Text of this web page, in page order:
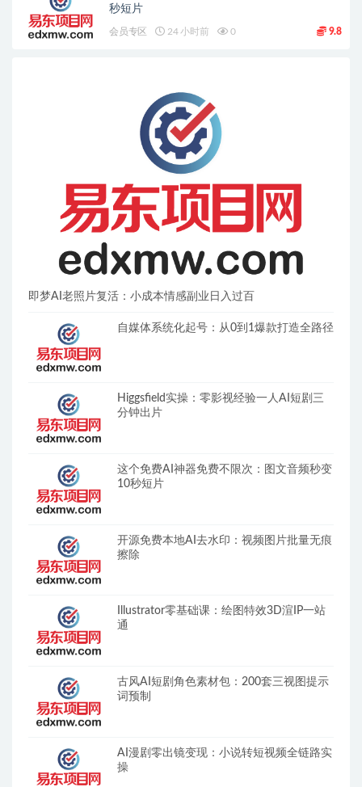
秒短片
会员专区 24 小时前 0 9.8
即梦AI老照片复活：小成本情感副业日入过百
自媒体系统化起号：从0到1爆款打造全路径
Higgsfield实操：零影视经验一人AI短剧三
分钟出片
这个免费AI神器免费不限次：图文音频秒变
10秒短片
开源免费本地AI去水印：视频图片批量无痕
擦除
Illustrator零基础课：绘图特效3D渲IP一站
通
古风AI短剧角色素材包：200套三视图提示
词预制
AI漫剧零出镜变现：小说转短视频全链路实
操